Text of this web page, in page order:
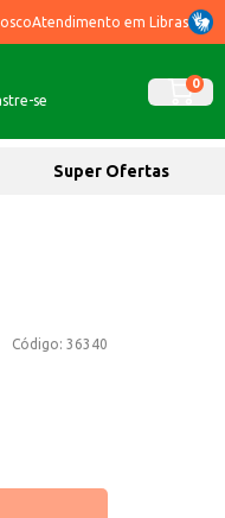
Atendimento em Libras
se
0
Super Ofertas
Código: 36340